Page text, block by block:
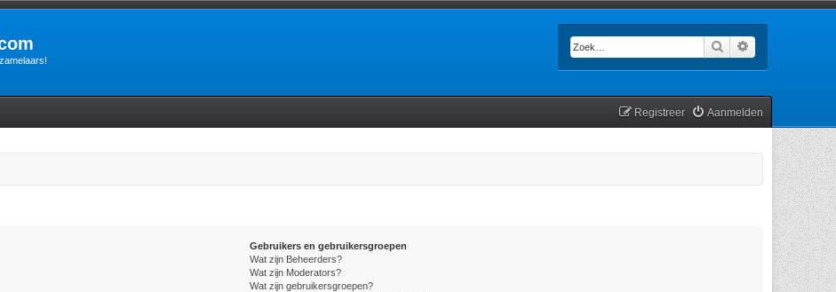
Zoek
Aanmelden
Registreer
Gebruikers en gebruikersgroepen
Wat zijn Beheerders?
Wat zijn Moderators?
Wat zijn gebruikersgroepen?